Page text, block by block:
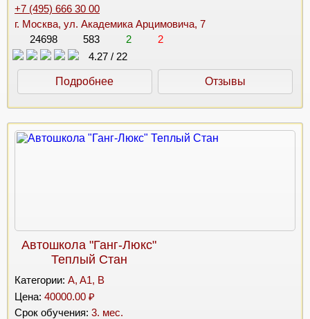
+7 (495) 666 30 00
г. Москва, ул. Академика Арцимовича, 7
24698
583 2
2
4.27 / 22
Подробнее Отзывы
Автошкола "Ганг-Люкс"
Теплый Стан
Категории: A, A1, B
Цена: 40000.00 ₽
Срок обучения: 3. мес.